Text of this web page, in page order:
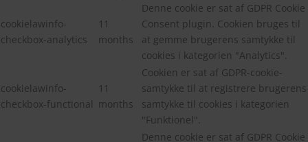
cookielawinfo-
checkbox-analytics
11
months
Denne cookie er sat af GDPR Cookie
Consent plugin. Cookien bruges til
at gemme brugerens samtykke til
cookies i kategorien "Analytics".
cookielawinfo-
checkbox-functional
11
months
Cookien er sat af GDPR-cookie-
samtykke til at registrere brugerens
samtykke til cookies i kategorien
"Funktionel".
Denne cookie er sat af GDPR Cookie